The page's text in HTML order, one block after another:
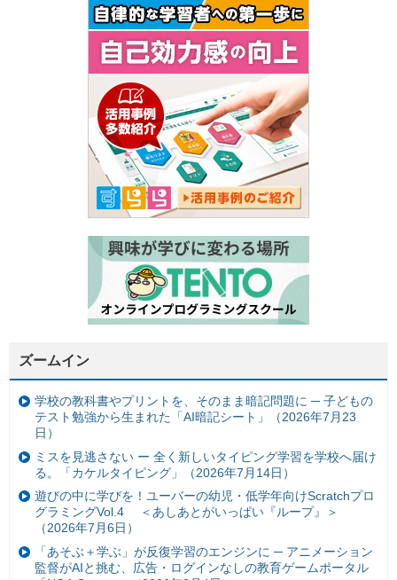
ズームイン
学校の教科書やプリントを、そのまま暗記問題に ─ 子どもの
テスト勉強から生まれた「AI暗記シート」（2026年7月23
日）
ミスを見逃さない ー 全く新しいタイピング学習を学校へ届け
る。「カケルタイピング」（2026年7月14日）
遊びの中に学びを！ユーバーの幼児・低学年向けScratchプロ
グラミングVol.4 ＜あしあとがいっぱい『ループ』＞
（2026年7月6日）
「あそぶ＋学ぶ」が反復学習のエンジンに ─ アニメーション
監督がAIと挑む、広告・ログインなしの教育ゲームポータル